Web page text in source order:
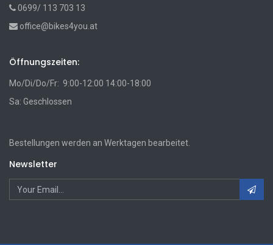
0699/ 113 703 13
office@bikes4you.at
Öffnungszeiten:
Mo/Di/Do/Fr: 9:00-12:00 14:00-18:00
Sa: Geschlossen
Bestellungen werden an Werktagen bearbeitet.
Newsletter